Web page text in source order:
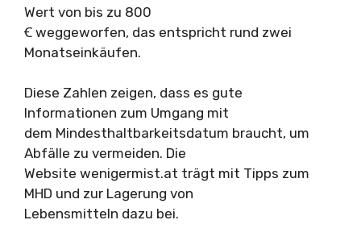
Wert von bis zu 800
Ꞓ weggeworfen, das entspricht rund zwei
Monatseinkäufen.
Diese Zahlen zeigen, dass es gute
Informationen zum Umgang mit
dem Mindesthaltbarkeitsdatum braucht, um
Abfälle zu vermeiden. Die
Website wenigermist.at trägt mit Tipps zum
MHD und zur Lagerung von
Lebensmitteln dazu bei.